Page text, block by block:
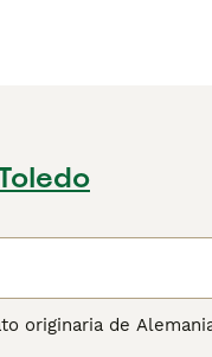
originaria de